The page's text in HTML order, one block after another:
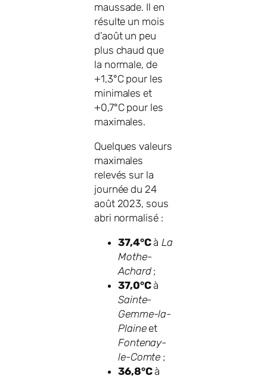
maussade. Il en
résulte un mois
d’août un peu
plus chaud que
la normale, de
+1,3°C pour les
minimales et
+0,7°C pour les
maximales.
Quelques valeurs
maximales
relevés sur la
journée du 24
août 2023, sous
abri normalisé :
37,4°Cà La
Mothe-
Achard;
37,0°Cà
Sainte-
Gemme-la-
Plaineet
Fontenay-
le-Comte ;
36,8°Cà